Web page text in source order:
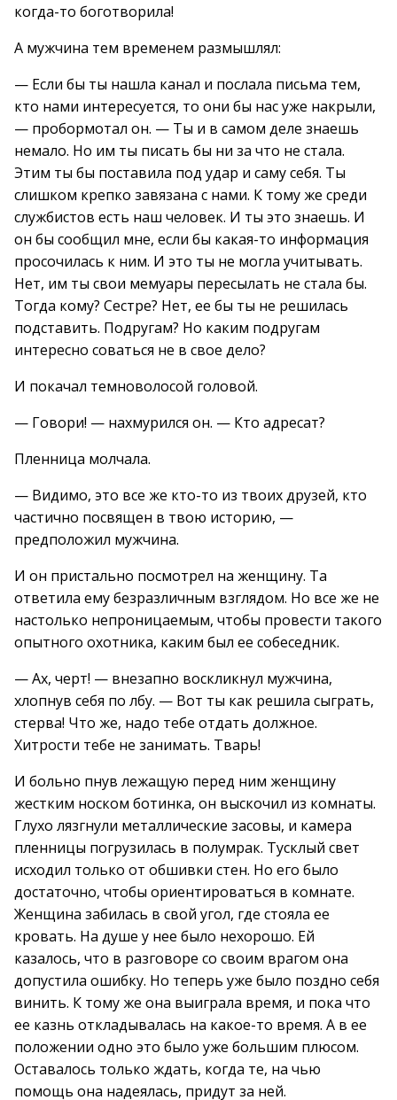
когда-то боготворила!
А мужчина тем временем размышлял:
— Если бы ты нашла канал и послала письма тем,
кто нами интересуется, то они бы нас уже накрыли,
— пробормотал он. — Ты и в самом деле знаешь
немало. Но им ты писать бы ни за что не стала.
Этим ты бы поставила под удар и саму себя. Ты
слишком крепко завязана с нами. К тому же среди
службистов есть наш человек. И ты это знаешь. И
он бы сообщил мне, если бы какая-то информация
просочилась к ним. И это ты не могла учитывать.
Нет, им ты свои мемуары пересылать не стала бы.
Тогда кому? Сестре? Нет, ее бы ты не решилась
подставить. Подругам? Но каким подругам
интересно соваться не в свое дело?
И покачал темноволосой головой.
— Говори! — нахмурился он. — Кто адресат?
Пленница молчала.
— Видимо, это все же кто-то из твоих друзей, кто
частично посвящен в твою историю, —
предположил мужчина.
И он пристально посмотрел на женщину. Та
ответила ему безразличным взглядом. Но все же не
настолько непроницаемым, чтобы провести такого
опытного охотника, каким был ее собеседник.
— Ах, черт! — внезапно воскликнул мужчина,
хлопнув себя по лбу. — Вот ты как решила сыграть,
стерва! Что же, надо тебе отдать должное.
Хитрости тебе не занимать. Тварь!
И больно пнув лежащую перед ним женщину
жестким носком ботинка, он выскочил из комнаты.
Глухо лязгнули металлические засовы, и камера
пленницы погрузилась в полумрак. Тусклый свет
исходил только от обшивки стен. Но его было
достаточно, чтобы ориентироваться в комнате.
Женщина забилась в свой угол, где стояла ее
кровать. На душе у нее было нехорошо. Ей
казалось, что в разговоре со своим врагом она
допустила ошибку. Но теперь уже было поздно себя
винить. К тому же она выиграла время, и пока что
ее казнь откладывалась на какое-то время. А в ее
положении одно это было уже большим плюсом.
Оставалось только ждать, когда те, на чью
помощь она надеялась, придут за ней.